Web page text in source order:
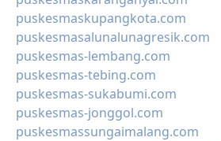
puskesmaskupangkota.com
puskesmasalunalunagresik.com
puskesmas-lembang.com
puskesmas-tebing.com
puskesmas-sukabumi.com
puskesmas-jonggol.com
puskesmassungaimalang.com